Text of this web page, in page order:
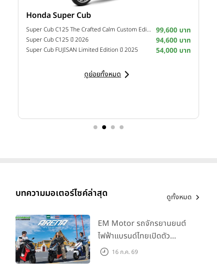
Honda Super Cub
Super Cub C125 The Crafted Calm Custom Edition ปี 2026 99,600 บาท
Super Cub C125 ปี 2026 94,600 บาท
Super Cub FUJISAN Limited Edition ปี 2025 54,000 บาท
ดูย่อยทั้งหมด
บทความมอเตอร์ไซค์ล่าสุด ดูทั้งหมด
EM Motor รถจักรยานยนต์
ไฟฟ้าแบรนด์ไทยเปิดตัว
ARENA ที่มาในราคาพิเศษ
16 ก.ค. 69